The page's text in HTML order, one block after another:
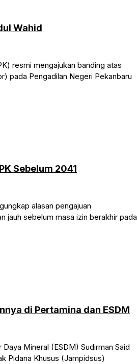
Wahid
resmi mengajukan banding atas
pada Pengadilan Negeri Pekanbaru
Sebelum 2041
alasan pengajuan
jauh sebelum masa izin berakhir pada
di Pertamina dan ESDM
Mineral (ESDM) Sudirman Said
Pidana Khusus (Jampidsus)